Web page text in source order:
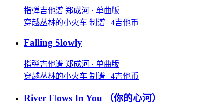
指弹吉他谱 郑成河 · 单曲版
穿越丛林的小火车 制谱 4吉他币
Falling Slowly
指弹吉他谱 郑成河 · 单曲版
穿越丛林的小火车 制谱 4吉他币
River Flows In You （你的心河）